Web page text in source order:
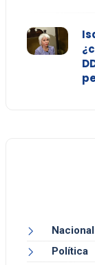
Nacional
Política